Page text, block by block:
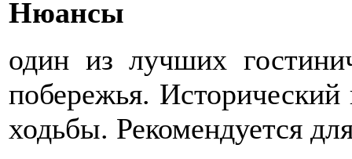
Нюансы
один из лучших
побережья.
ходьбы. Рекомендуется